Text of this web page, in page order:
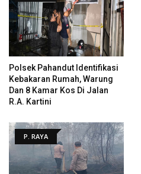
Polsek Pahandut Identifikasi
Kebakaran Rumah, Warung
Dan 8 Kamar Kos Di Jalan
R.A. Kartini
P. RAYA